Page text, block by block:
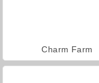
Charm Farm